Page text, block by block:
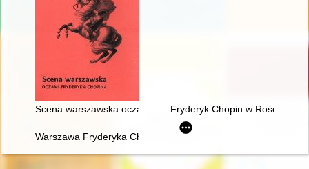
Scena warszawska oczami Fryderyka ChopinaFryderyk Chopin w Rościszewie
Warszawa Fryderyka Chopina